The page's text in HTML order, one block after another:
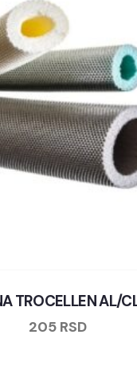
TROCELLEN AL/
205 RSD